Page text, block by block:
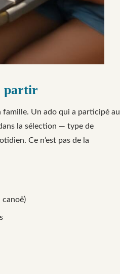
partir
famille. Un ado qui a participé au
la sélection — type de
Ce n’est pas de la
canoë)